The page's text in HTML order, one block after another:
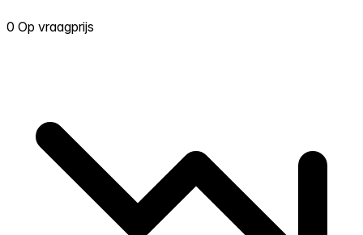
0 Op vraagprijs